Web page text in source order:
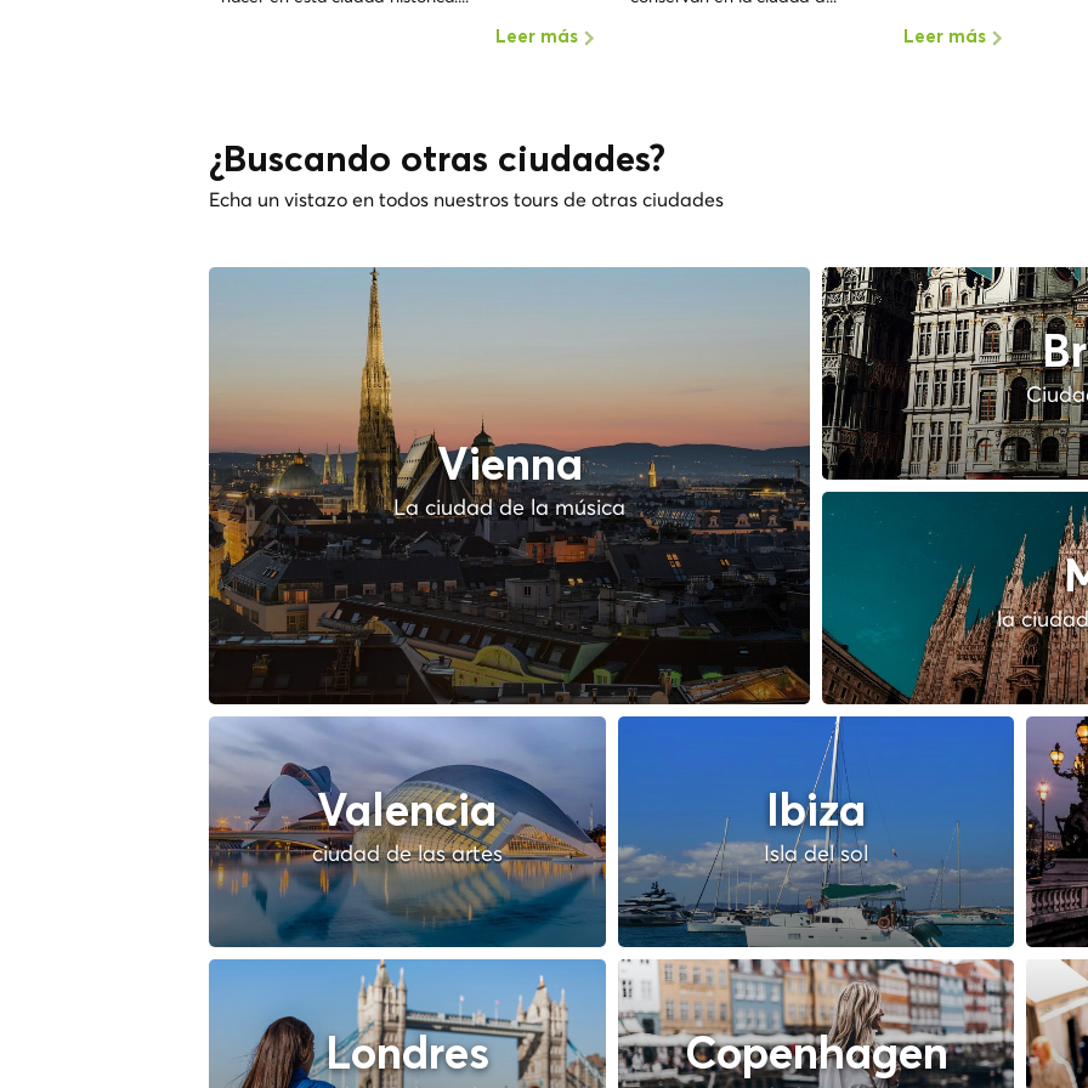
Leer más Leer más
¿Buscando otras ciudades?
Echa un vistazo en todos nuestros tours de otras ciudades
Vienna
La ciudad de la música
la
Valencia
ciudad de las artes
Ibiza
Isla del sol
Londres Copenhagen